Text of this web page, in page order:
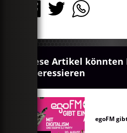
Diese Artikel könnten
interessieren
egoFM